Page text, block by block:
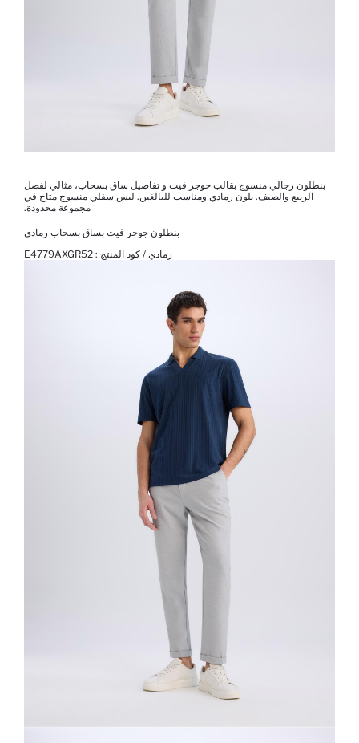
بنطلون رجالي منسوج بقالب جوجر فيت و تفاصيل ساق بسحاب، مثالي لفصل
الربيع والصيف. بلون رمادي ومناسب للبالغين. لبس سفلي منسوج متاح في
مجموعة محدودة.
بنطلون جوجر فيت بساق بسحاب رمادي
رمادي / كود المنتج : E4779AXGR52